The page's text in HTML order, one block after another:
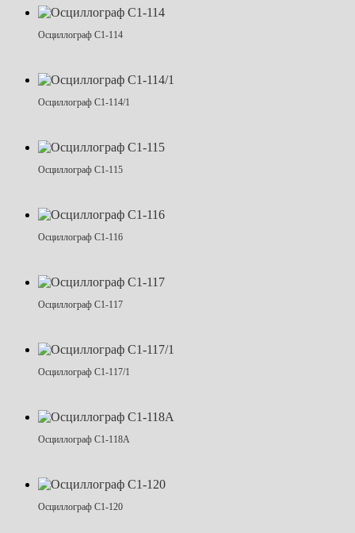
Осциллограф С1-114
Осциллограф С1-114/1
Осциллограф С1-115
Осциллограф С1-116
Осциллограф С1-117
Осциллограф С1-117/1
Осциллограф С1-118А
Осциллограф С1-120